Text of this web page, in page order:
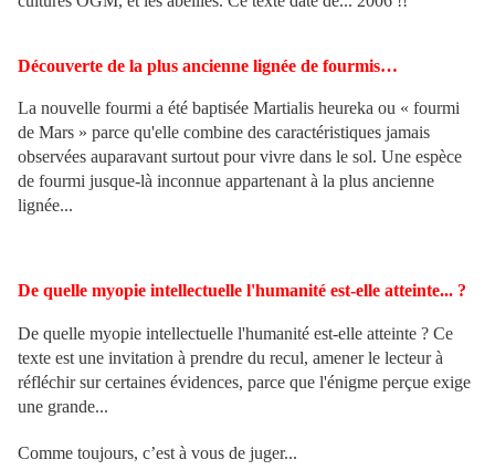
Découverte de la plus ancienne lignée de fourmis…
La nouvelle fourmi a été baptisée Martialis heureka ou « fourmi
de Mars » parce qu'elle combine des caractéristiques jamais
observées auparavant surtout pour vivre dans le sol. Une espèce
de fourmi jusque-là inconnue appartenant à la plus ancienne
lignée...
De quelle myopie intellectuelle l'humanité est-elle atteinte... ?
De quelle myopie intellectuelle l'humanité est-elle atteinte ? Ce
texte est une invitation à prendre du recul, amener le lecteur à
réfléchir sur certaines évidences, parce que l'énigme perçue exige
une grande...
Comme toujours, c’est à vous de juger...